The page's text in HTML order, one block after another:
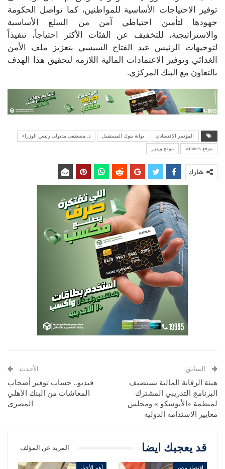
توفير الاحتياجات الأساسية للمواطنين، كما تواصل الحكومة
جهودها لتأمين احتياطي آمن من السلع الأساسية
والاستراتيجية، للتخفيف عن الفئات الأكثر احتياجاً، تنفيذاً
لتوجيهات الرئيس عبد الفتاح السيسي بتعزيز ملف الأمن
الغذائي وتوفير الاعتمادات المالية اللازمة لتحقيق هذا الهدف
بالتعاون مع البنك المركزي.
المؤتمر الإقتصادي بوابة بنوك المستقبل د. مصطفى مدبولى رئيس الوزراء
موقع winners موقع وينرز
شارك
السابق
هيئة الرقابة المالية تستضيف
البرنامج التدريبي المشترك
لمنظمة «الأيوسكو » ومجلس
معايير الاستدامة الدولية
الأحدث
فيديو.. حساب توفير أصحاب
المعاشات من البنك الأهلي
المصري
قد يعجبك ايضا المزيد عن المؤلف
اقتصاد مصر أهم الأخبار